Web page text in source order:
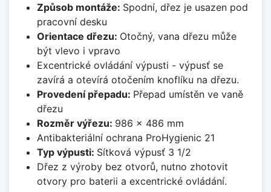
Způsob montáže: Spodní, dřez je usazen pod
pracovní desku
Orientace dřezu: Otočný, vana dřezu může
být vlevo i vpravo
Excentrické ovládání výpusti - výpusť se
zavírá a otevírá otočením knoflíku na dřezu.
Provedení přepadu: Přepad umístěn ve vaně
dřezu
Rozměr výřezu: 986 x 486 mm
Antibakteriální ochrana ProHygienic 21
Typ výpusti: Sítková výpusť 3 1/2
Dřez z výroby bez otvorů, nutno zhotovit
otvory pro baterii a excentrické ovládání.